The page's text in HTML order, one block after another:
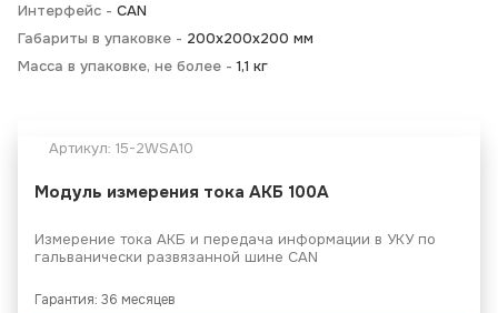
Интерфейс - CAN
Габариты в упаковке - 200х200х200 мм
Масса в упаковке, не более - 1,1 кг
Артикул: 15-2WSA10
Модуль измерения тока АКБ 100А
Измерение тока АКБ и передача информации в УКУ по
гальванически развязанной шине CAN
Гарантия: 36 месяцев